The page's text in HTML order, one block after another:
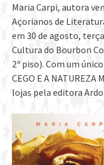
Maria Carpi, autora
Açorianos de
em 30 de agosto,
Cultura do Bourbon
2º piso). Com um
CEGO E A NATUREZA
lojas pela editora